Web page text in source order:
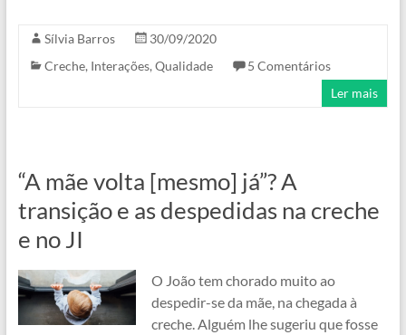
Sílvia Barros
30/09/2020
Creche, Interações, Qualidade
5 Comentários
Ler mais
“A mãe volta [mesmo] já”? A
transição e as despedidas na creche
e no JI
O João tem chorado muito ao
despedir-se da mãe, na chegada à
creche. Alguém lhe sugeriu que fosse